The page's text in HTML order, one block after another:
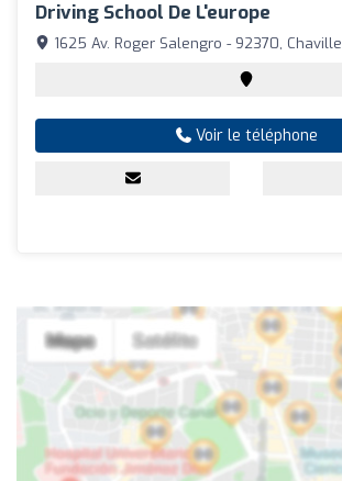
Driving School De L'europe
1625 Av. Roger Salengro - 92370, Chaville
Voir le téléphone